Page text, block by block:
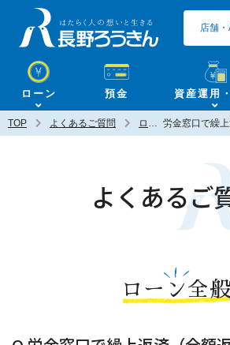
ローン 預金 資産運用
店舗・
TOP よくあるご質問 ローン全般
よくあるご
ローン全般